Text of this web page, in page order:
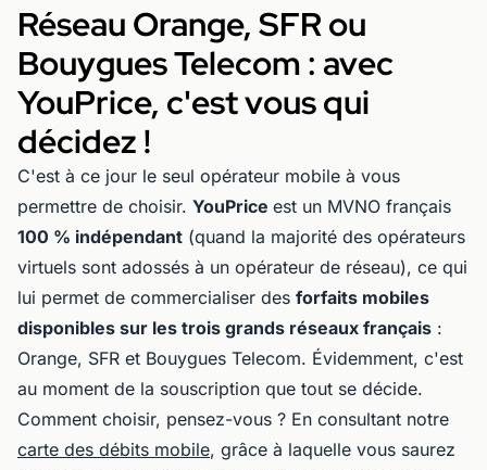
Réseau Orange, SFR ou
Bouygues Telecom : avec
YouPrice, c'est vous qui
décidez !
C'est à ce jour le seul opérateur mobile à vous
permettre de choisir. YouPrice est un MVNO français
100 % indépendant (quand la majorité des opérateurs
virtuels sont adossés à un opérateur de réseau), ce qui
lui permet de commercialiser des forfaits mobiles
disponibles sur les trois grands réseaux français :
Orange, SFR et Bouygues Telecom. Évidemment, c'est
au moment de la souscription que tout se décide.
Comment choisir, pensez-vous ? En consultant notre
carte des débits mobile, grâce à laquelle vous saurez